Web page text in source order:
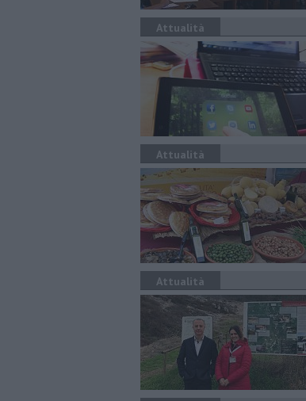
Attualità
Attualità
Attualità